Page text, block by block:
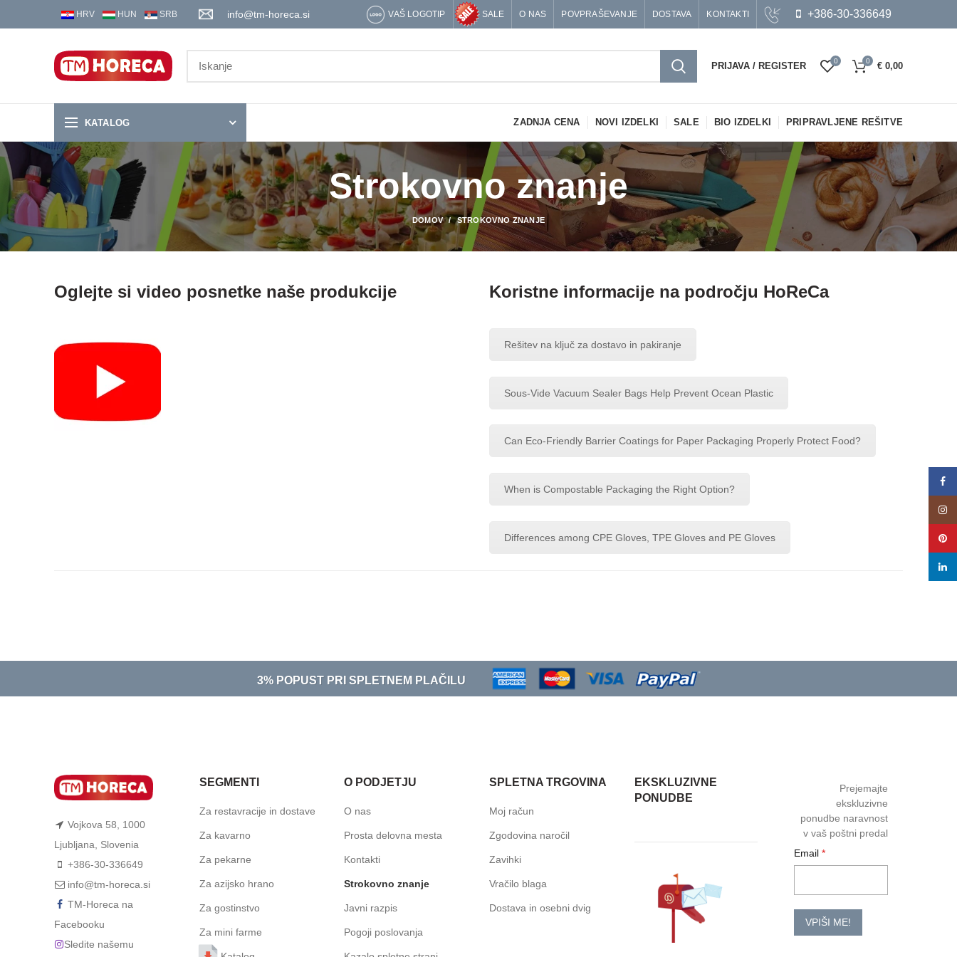
HRV HUN SRB info@tm-horeca.si VAŠ LOGOTIP SALE O NAS POVPRAŠEVANJE DOSTAVA KONTAKTI +386-30-336649
PRIJAVA / REGISTER 0 0 € 0,00
KATALOG ZADNJA CENA NOVI IZDELKI SALE BIO IZDELKI PRIPRAVLJENE REŠITVE
Strokovno znanje
DOMOV STROKOVNO ZNANJE
Oglejte si video posnetke naše produkcije Koristne informacije na področju HoReCa
Rešitev na ključ za dostavo in pakiranje
Sous-Vide Vacuum Sealer Bags Help Prevent Ocean Plastic
Can Eco-Friendly Barrier Coatings for Paper Packaging Properly Protect Food?
When is Compostable Packaging the Right Option?
Differences among CPE Gloves, TPE Gloves and PE Gloves
3% POPUST PRI SPLETNEM PLAČILU
Vojkova 58, 1000
Ljubljana, Slovenia
+386-30-336649
info@tm-horeca.si
TM-Horeca na
Facebooku
Sledite našemu
SEGMENTI
Za restavracije in dostave
Za kavarno
Za pekarne
Za azijsko hrano
Za gostinstvo
Za mini farme
O PODJETJU
O nas
Prosta delovna mesta
Kontakti
Strokovno znanje
Javni razpis
Pogoji poslovanja
SPLETNA TRGOVINA
Moj račun
Zgodovina naročil
Zavihki
Vračilo blaga
Dostava in osebni dvig
EKSKLUZIVNE
PONUDBE
Prejemajte
ekskluzivne
ponudbe naravnost
v vaš poštni predal
Email
VPIŠI ME!